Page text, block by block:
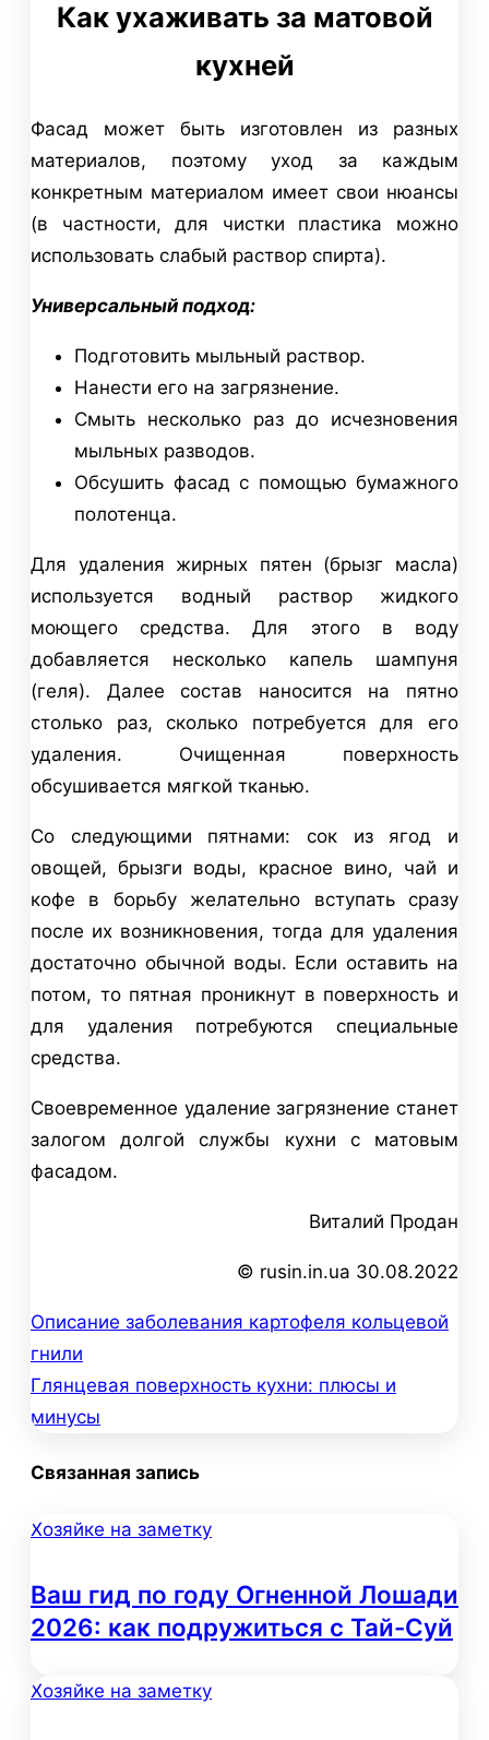
Как ухаживать за матовой
кухней
Фасад может быть изготовлен из разных
материалов, поэтому уход за каждым
конкретным материалом имеет свои нюансы
(в частности, для чистки пластика можно
использовать слабый раствор спирта).
Универсальный подход:
Подготовить мыльный раствор.
Нанести его на загрязнение.
Смыть несколько раз до исчезновения
мыльных разводов.
Обсушить фасад с помощью бумажного
полотенца.
Для удаления жирных пятен (брызг масла)
используется водный раствор жидкого
моющего средства. Для этого в воду
добавляется несколько капель шампуня
(геля). Далее состав наносится на пятно
столько раз, сколько потребуется для его
удаления. Очищенная поверхность
обсушивается мягкой тканью.
Со следующими пятнами: сок из ягод и
овощей, брызги воды, красное вино, чай и
кофе в борьбу желательно вступать сразу
после их возникновения, тогда для удаления
достаточно обычной воды. Если оставить на
потом, то пятная проникнут в поверхность и
для удаления потребуются специальные
средства.
Своевременное удаление загрязнение станет
залогом долгой службы кухни с матовым
фасадом.
Виталий Продан
© rusin.in.ua 30.08.2022
Навигация
по
записям
Описание заболевания картофеля кольцевой
гнили
Глянцевая поверхность кухни: плюсы и
минусы
Связанная запись
Хозяйке на заметку
Ваш гид по году Огненной Лошади
2026: как подружиться с Тай-Суй
Хозяйке на заметку